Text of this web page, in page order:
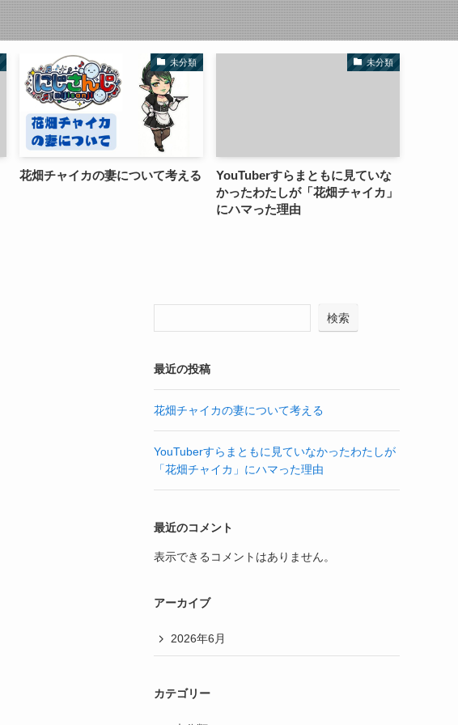
未分類
花畑チャイカの妻について考える
未分類
YouTuberすらまともに見ていな
かったわたしが「花畑チャイカ」
にハマった理由
検索
最近の投稿
花畑チャイカの妻について考える
YouTuberすらまともに見ていなかったわたしが
「花畑チャイカ」にハマった理由
最近のコメント
表示できるコメントはありません。
アーカイブ
2026年6月
カテゴリー